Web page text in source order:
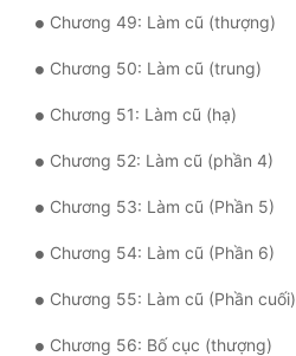
Tính Cách Nhân Vật :
Sát Phạt Quyết Đoán
Điềm Đạm
Chương 49: Làm cũ (thượng)
Chương 50: Làm cũ (trung)
Chương 51: Làm cũ (hạ)
Chương 52: Làm cũ (phần 4)
Chương 53: Làm cũ (Phần 5)
Chương 54: Làm cũ (Phần 6)
Chương 55: Làm cũ (Phần cuối)
Chương 56: Bố cục (thượng)